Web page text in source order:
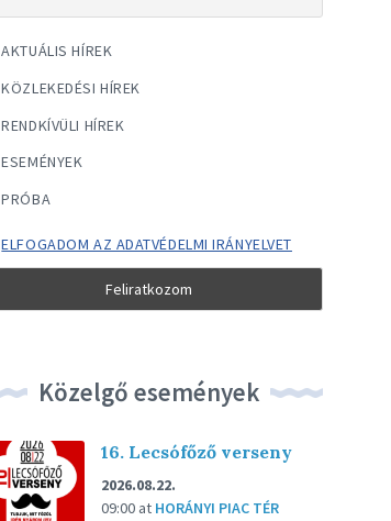
AKTUÁLIS HÍREK
KÖZLEKEDÉSI HÍREK
RENDKÍVÜLI HÍREK
ESEMÉNYEK
PRÓBA
ELFOGADOM AZ ADATVÉDELMI IRÁNYELVET
Közelgő események
16. Lecsófőző verseny
2026.08.22.
09:00 at HORÁNYI PIAC TÉR